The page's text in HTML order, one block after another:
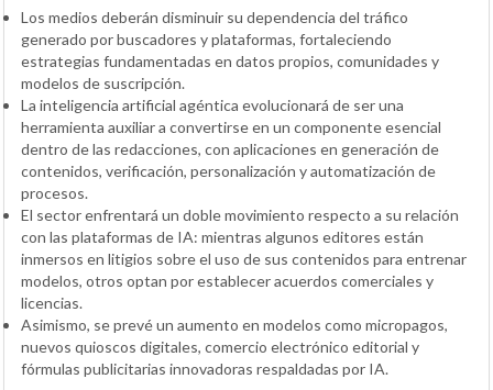
Los medios deberán disminuir su dependencia del tráfico
generado por buscadores y plataformas, fortaleciendo
estrategias fundamentadas en datos propios, comunidades y
modelos de suscripción.
La inteligencia artificial agéntica evolucionará de ser una
herramienta auxiliar a convertirse en un componente esencial
dentro de las redacciones, con aplicaciones en generación de
contenidos, verificación, personalización y automatización de
procesos.
El sector enfrentará un doble movimiento respecto a su relación
con las plataformas de IA: mientras algunos editores están
inmersos en litigios sobre el uso de sus contenidos para entrenar
modelos, otros optan por establecer acuerdos comerciales y
licencias.
Asimismo, se prevé un aumento en modelos como micropagos,
nuevos quioscos digitales, comercio electrónico editorial y
fórmulas publicitarias innovadoras respaldadas por IA.